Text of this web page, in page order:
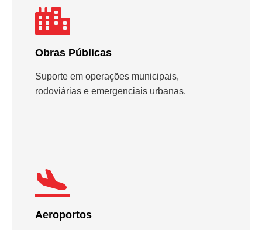
Obras Públicas
Suporte em operações municipais,
rodoviárias e emergenciais urbanas.
Aeroportos